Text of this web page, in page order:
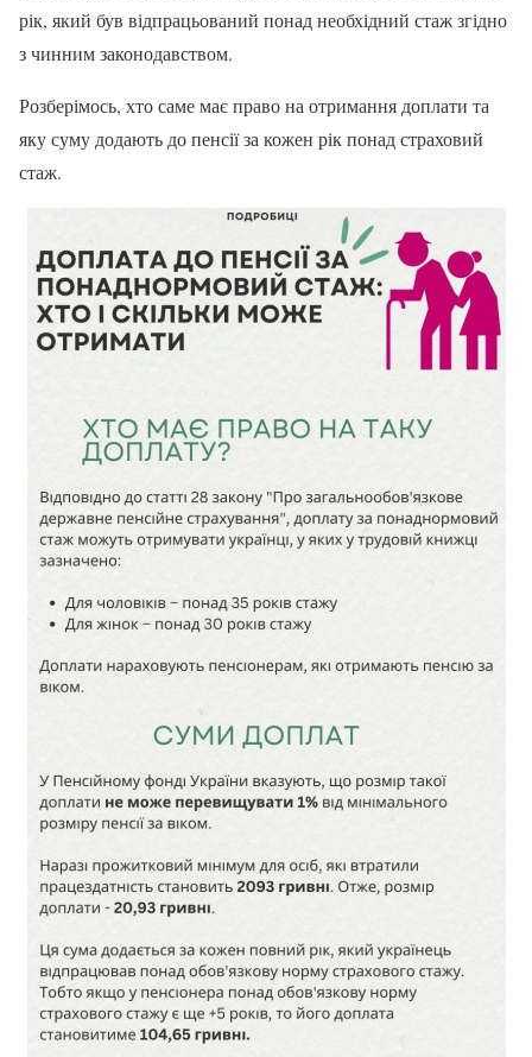
рік, який був відпрацьований понад необхідний стаж згідно
з чинним законодавством.
Розберімось, хто саме має право на отримання доплати та
яку суму додають до пенсії за кожен рік понад страховий
стаж.